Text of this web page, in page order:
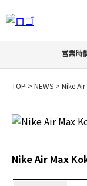
営業時
TOP > NEWS > Nike
Nike Air Max